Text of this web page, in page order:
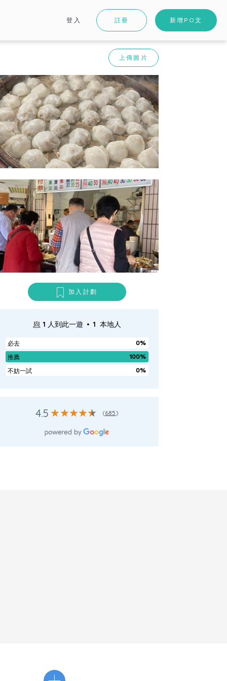
登入 註冊 新增PO文
上傳圖片
加入計劃
1 人到此一遊 . 1 本地人
必去
0%
推薦
100%
不妨一試
0%
4.5 (685)